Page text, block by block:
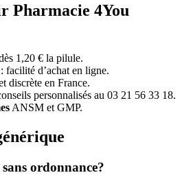
Pharmacie 4You
1,20 € la pilule.
: facilité d’achat en ligne.
discrète en France.
personnalisés au 03 21 56 33 18.
ANSM et GMP.
ordonnance?